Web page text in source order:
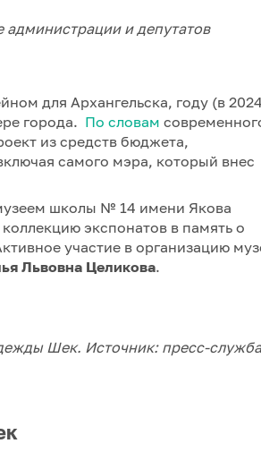
и депутатов
для Архангельска, году (в 2024
города. По словам
из средств бюджета,
самого мэра, который внес
школы № 14 имени Якова
экспонатов в память о
участие в организацию
Львовна Целикова.
Шек. Источник: пресс-служба